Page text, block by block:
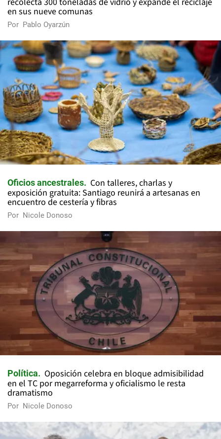
en sus nueve comunas
Por Pablo Oyarzún
Oficios ancestrales
Con talleres, charlas y
exposición gratuita: Santiago reunirá a artesanas en
encuentro de cestería y fibras
Por Nicole Donoso
Política
Oposición celebra en bloque admisibilidad
en el TC por megarreforma y oficialismo le resta
dramatismo
Por Nicole Donoso